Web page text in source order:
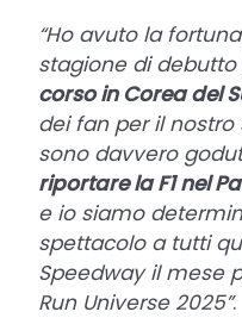
“Ho avuto la
stagione di debutto
corso in Corea del
dei fan per il
sono davvero
riportare la F1 nel
e io siamo
spettacolo a tutti
Speedway il mese
Run Universe 2025”.